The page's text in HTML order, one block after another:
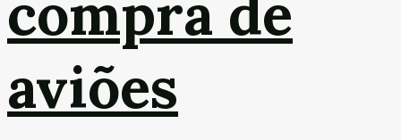
aviões